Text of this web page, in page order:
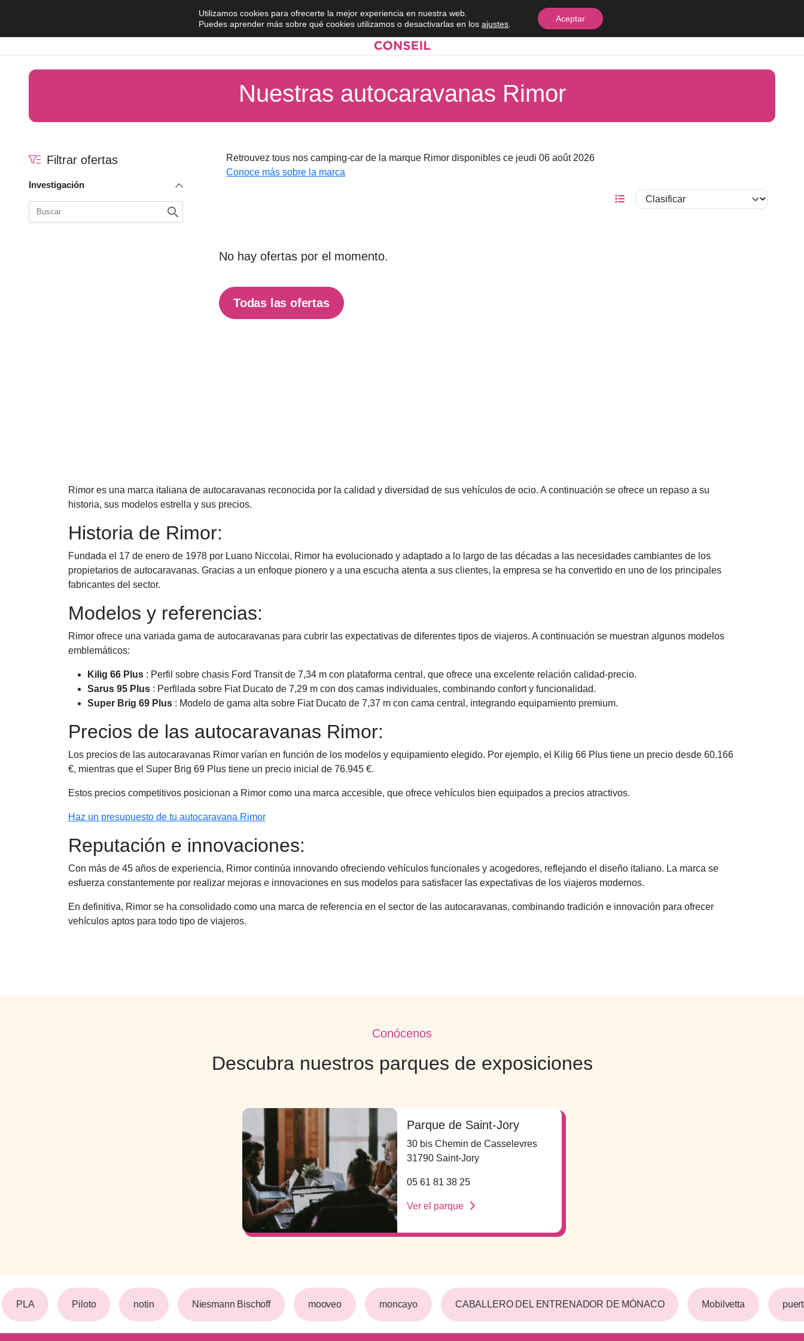
Vender equipos
Nuestras autocaravanas Rimor
Filtrar ofertas
Investigación
Retrouvez tous nos camping-car de la marque Rimor disponibles ce jeudi 06 août 2026
Conoce más sobre la marca
No hay ofertas por el momento.
Todas las ofertas
Rimor es una marca italiana de autocaravanas reconocida por la calidad y diversidad de sus vehículos de ocio. A continuación se ofrece un repaso a su
historia, sus modelos estrella y sus precios.
Historia de Rimor:
Fundada el 17 de enero de 1978 por Luano Niccolai, Rimor ha evolucionado y adaptado a lo largo de las décadas a las necesidades cambiantes de los
propietarios de autocaravanas. Gracias a un enfoque pionero y a una escucha atenta a sus clientes, la empresa se ha convertido en uno de los principales
fabricantes del sector.
Modelos y referencias:
Rimor ofrece una variada gama de autocaravanas para cubrir las expectativas de diferentes tipos de viajeros. A continuación se muestran algunos modelos
emblemáticos:
Kilig 66 Plus : Perfil sobre chasis Ford Transit de 7,34 m con plataforma central, que ofrece una excelente relación calidad-precio.
Sarus 95 Plus : Perfilada sobre Fiat Ducato de 7,29 m con dos camas individuales, combinando confort y funcionalidad.
Super Brig 69 Plus : Modelo de gama alta sobre Fiat Ducato de 7,37 m con cama central, integrando equipamiento premium.
Precios de las autocaravanas Rimor:
Los precios de las autocaravanas Rimor varían en función de los modelos y equipamiento elegido. Por ejemplo, el Kilig 66 Plus tiene un precio desde 60.166
€, mientras que el Super Brig 69 Plus tiene un precio inicial de 76.945 €.
Estos precios competitivos posicionan a Rimor como una marca accesible, que ofrece vehículos bien equipados a precios atractivos.
Haz un presupuesto de tu autocaravana Rimor
Reputación e innovaciones:
Con más de 45 años de experiencia, Rimor continúa innovando ofreciendo vehículos funcionales y acogedores, reflejando el diseño italiano. La marca se
esfuerza constantemente por realizar mejoras e innovaciones en sus modelos para satisfacer las expectativas de los viajeros modernos.
En definitiva, Rimor se ha consolidado como una marca de referencia en el sector de las autocaravanas, combinando tradición e innovación para ofrecer
vehículos aptos para todo tipo de viajeros.
Conócenos
Descubra nuestros parques de exposiciones
Parque de Saint-Jory
30 bis Chemin de Casselevres
31790 Saint-Jory
05 61 81 38 25
Ver el parque
PLA Piloto notin Niesmann Bischoff mooveo moncayo CABALLERO DEL ENTRENADOR DE MÓNACO Mobilvetta
Utilizamos cookies para ofrecerte la mejor experiencia en nuestra web.
Puedes aprender más sobre qué cookies utilizamos o desactivarlas en losajustes
Aceptar